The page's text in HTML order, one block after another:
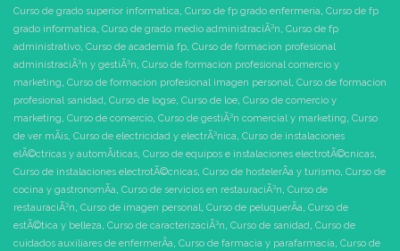
Curso de grado superior informatica, Curso de fp grado enfermeria, Curso de fp
grado informatica, Curso de grado medio administraciÃ³n, Curso de fp
administrativo, Curso de academia fp, Curso de formacion profesional
administraciÃ³n y gestiÃ³n, Curso de formacion profesional comercio y
marketing, Curso de formacion profesional imagen personal, Curso de formacion
profesional sanidad, Curso de logse, Curso de loe, Curso de comercio y
marketing, Curso de comercio, Curso de gestiÃ³n comercial y marketing, Curso
de ver mÃ¡s, Curso de electricidad y electrÃ³nica, Curso de instalaciones
elÃ©ctricas y automÃ¡ticas, Curso de equipos e instalaciones electrotÃ©cnicas,
Curso de instalaciones electrotÃ©cnicas, Curso de hostelerÃ­a y turismo, Curso de
cocina y gastronomÃ­a, Curso de servicios en restauraciÃ³n, Curso de
restauraciÃ³n, Curso de imagen personal, Curso de peluquerÃ­a, Curso de
estÃ©tica y belleza, Curso de caracterizaciÃ³n, Curso de sanidad, Curso de
cuidados auxiliares de enfermerÃ­a, Curso de farmacia y parafarmacia, Curso de